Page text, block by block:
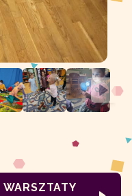
WARSZTATY